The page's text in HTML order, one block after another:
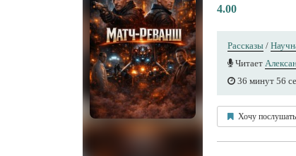
4.00
Рассказы /
Читает
36 минут 56
Хочу послушать